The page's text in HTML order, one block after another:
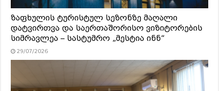
ზაფხულის ტურისტულ სეზონზე მაღალი
დატვირთვა და საერთაშორისო ვიზიტორების
სიმრავლეა – სასტუმრო „მესტია ინნ“
29/07/2026